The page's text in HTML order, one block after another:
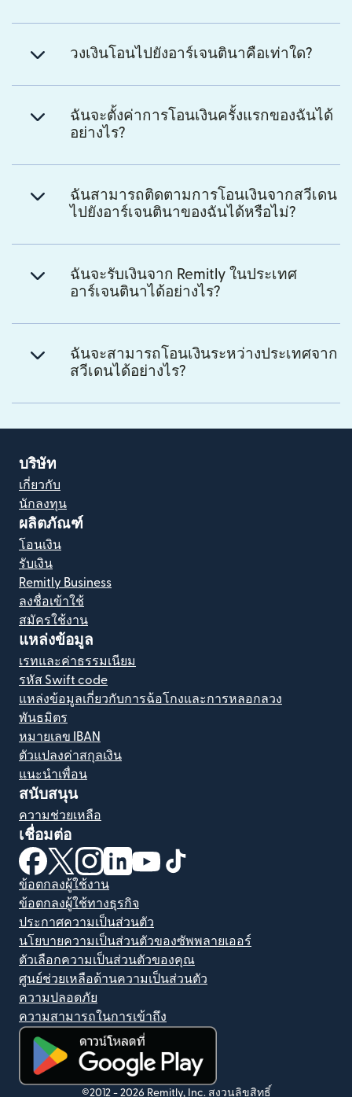
วงเงินโอนไปยังอาร์เจนตินาคือเท่าใด?
ฉันจะตั้งค่าการโอนเงินครั้งแรกของฉันได้
อย่างไร?
ฉันสามารถติดตามการโอนเงินจากสวีเดน
ไปยังอาร์เจนตินาของฉันได้หรือไม่?
ฉันจะรับเงินจาก Remitly ในประเทศ
อาร์เจนตินาได้อย่างไร?
ฉันจะสามารถโอนเงินระหว่างประเทศจาก
สวีเดนได้อย่างไร?
บริษัท
เกี่ยวกับ
นักลงทุน
ผลิตภัณฑ์
โอนเงิน
รับเงิน
Remitly Business
ลงชื่อเข้าใช้
สมัครใช้งาน
แหล่งข้อมูล
เรทและค่าธรรมเนียม
รหัส Swift code
แหล่งข้อมูลเกี่ยวกับการฉ้อโกงและการหลอกลวง
พันธมิตร
หมายเลข IBAN
ตัวแปลงค่าสกุลเงิน
แนะนำเพื่อน
สนับสนุน
ความช่วยเหลือ
เชื่อมต่อ
(เปิดในหน้าต่างใหม่)
(เปิดในหน้าต่างใหม่)
(เปิดในหน้าต่างใหม่)
(เปิดในหน้าต่างใหม่)
(เปิดในหน้าต่างใหม่)
ข้อตกลงผู้ใช้งาน
ข้อตกลงผู้ใช้ทางธุรกิจ
ประกาศความเป็นส่วนตัว
นโยบายความเป็นส่วนตัวของซัพพลายเออร์
ตัวเลือกความเป็นส่วนตัวของคุณ
ศูนย์ช่วยเหลือด้านความเป็นส่วนตัว
ความปลอดภัย
ความสามารถในการเข้าถึง
(เปิดในหน้าต่างใหม่)
©2012 - 2026 Remitly, Inc. สงวนลิขสิทธิ์